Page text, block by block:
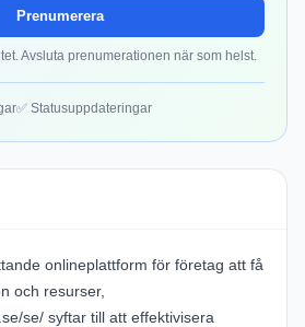
Prenumerera
Avsluta prenumerationen när som helst.
✅ Statusuppdateringar
onlineplattform för företag att få
och resurser,
se/ syftar till att effektivisera